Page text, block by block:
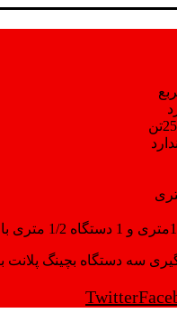
و پر تلاش واحدهای تولید و ازمایشگاه,بتن با کیفیت را برای واحد
Twitter